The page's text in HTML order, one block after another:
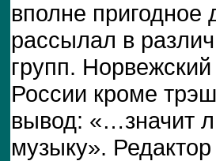
вполне
рассылал в
групп.
России кроме
вывод: «…значит
музыку».